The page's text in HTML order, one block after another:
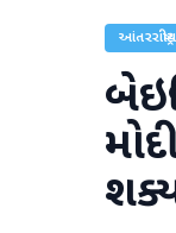
આંતરરાષ્ટ્રીય